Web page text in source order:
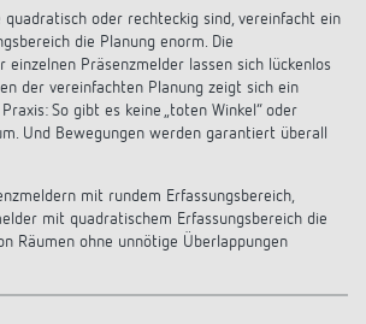
quadratisch oder rechteckig sind, vereinfacht ein
die Planung enorm. Die
einzelnen Präsenzmelder lassen sich lückenlos
der vereinfachten Planung zeigt sich ein
So gibt es keine „toten Winkel“ oder
Und Bewegungen werden garantiert überall
mit rundem Erfassungsbereich,
mit quadratischem Erfassungsbereich die
Räumen ohne unnötige Überlappungen